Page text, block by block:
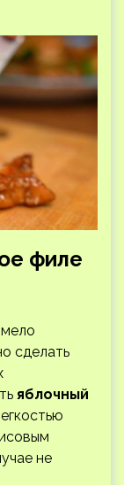
филе
сделать
яблочный
не